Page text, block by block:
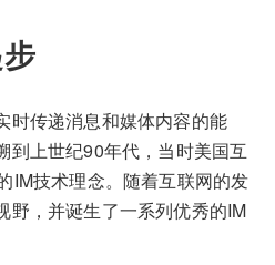
时传递消息和媒体内容的能
到上世纪90年代，当时美国互
IM技术理念。随着互联网的发
野，并诞生了一系列优秀的IM